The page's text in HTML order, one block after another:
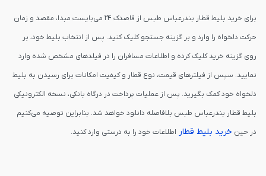
برای خرید بلیط قطار بندرعباس طبس از قاصدک 24 می‌بایست مبدا، مقصد و زمان
حرکت دلخواه را وارد و بر گزینه جستجو کلیک کنید. پس از انتخاب بلیط خود، بر
روی گزینه خرید کلیک کرده و اطلاعات مسافران را در فیلدهای مشخص شده وارد
نمایید. سپس از فیلترهای قیمت، نوع قطار و کیفیت امکانات برای رسیدن به بلیط
دلخواه خود کمک بگیرید. پس از عملیات پرداخت در درگاه بانکی، نسخه الکترونیکی
بلیط قطار بندرعباس طبس بلافاصله دانلود خواهد شد. بنابراین توصیه می‌کنیم
در حین خرید بلیط قطار اطلاعات خود را به درستی وارد کنید.